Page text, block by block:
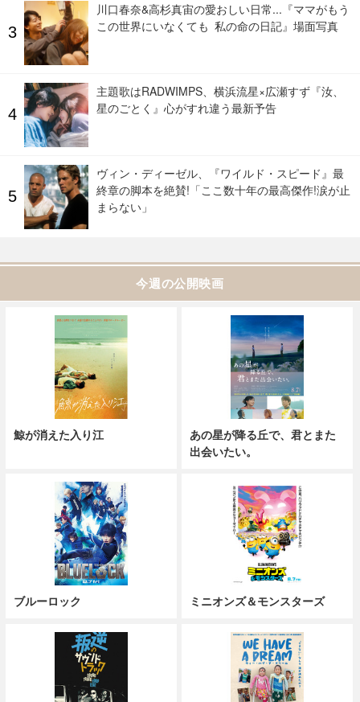
川口春奈&高杉真宙の愛おしい日常...『ママがもう
この世界にいなくても 私の命の日記』場面写真
主題歌はRADWIMPS、横浜流星×広瀬すず『汝、
星のごとく』心がすれ違う最新予告
ヴィン・ディーゼル、『ワイルド・スピード』最
終章の脚本を絶賛!「ここ数十年の最高傑作!涙が止
まらない」
今週の公開映画
鯨が消えた入り江
あの星が降る丘で、君とまた
出会いたい。
ブルーロック ミニオンズ＆モンスターズ